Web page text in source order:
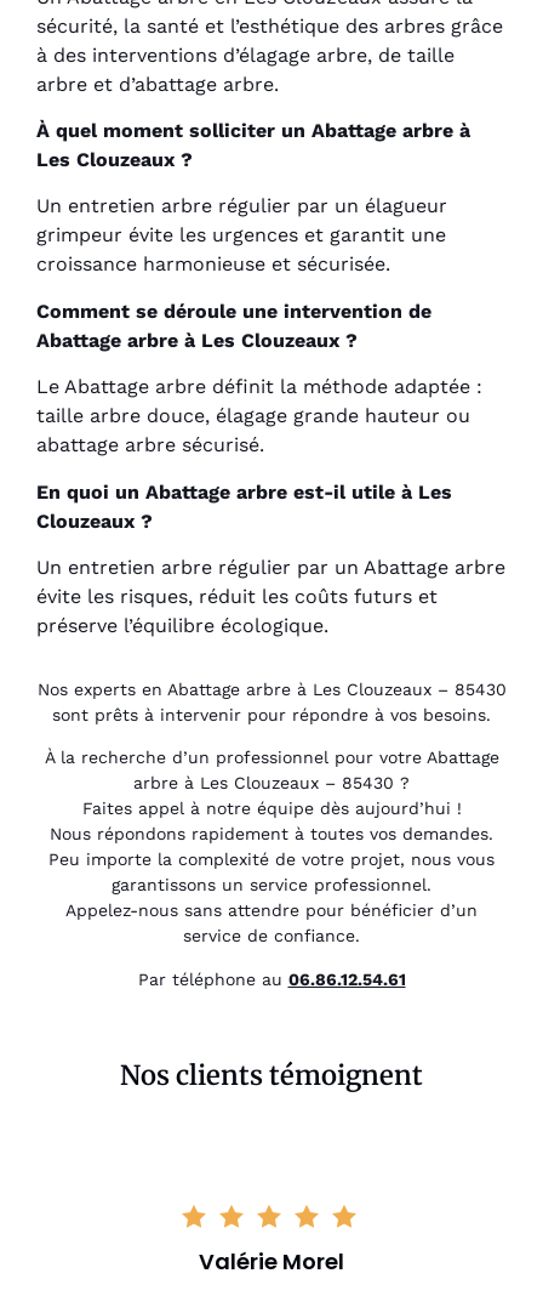
sécurité, la santé et l’esthétique des arbres grâce
à des interventions d’élagage arbre, de taille
arbre et d’abattage arbre.
À quel moment solliciter un Abattage arbre à
Les Clouzeaux ?
Un entretien arbre régulier par un élagueur
grimpeur évite les urgences et garantit une
croissance harmonieuse et sécurisée.
Comment se déroule une intervention de
Abattage arbre à Les Clouzeaux ?
Le Abattage arbre définit la méthode adaptée :
taille arbre douce, élagage grande hauteur ou
abattage arbre sécurisé.
En quoi un Abattage arbre est-il utile à Les
Clouzeaux ?
Un entretien arbre régulier par un Abattage arbre
évite les risques, réduit les coûts futurs et
préserve l’équilibre écologique.
Nos experts en Abattage arbre à Les Clouzeaux – 85430
sont prêts à intervenir pour répondre à vos besoins.
À la recherche d’un professionnel pour votre Abattage
arbre à Les Clouzeaux – 85430 ?
Faites appel à notre équipe dès aujourd’hui !
Nous répondons rapidement à toutes vos demandes.
Peu importe la complexité de votre projet, nous vous
garantissons un service professionnel.
Appelez-nous sans attendre pour bénéficier d’un
service de confiance.
Par téléphone au 06.86.12.54.61
Nos clients témoignent
Valérie Morel